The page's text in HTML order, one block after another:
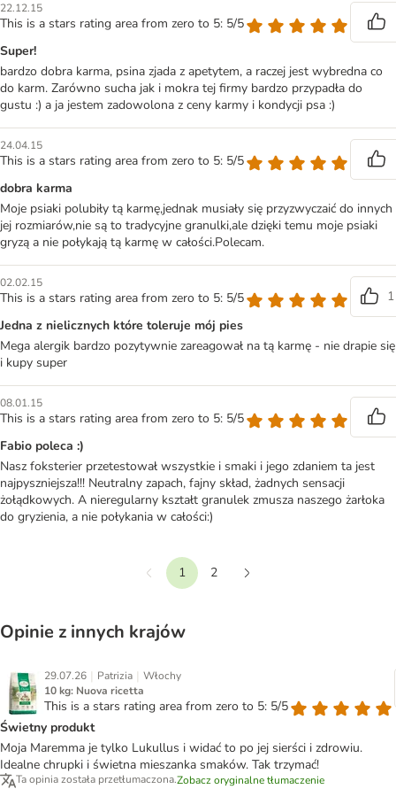
22.12.15
This is a stars rating area from zero to 5: 5/5
Super!
bardzo dobra karma, psina zjada z apetytem, a raczej jest wybredna co
do karm. Zarówno sucha jak i mokra tej firmy bardzo przypadła do
gustu :) a ja jestem zadowolona z ceny karmy i kondycji psa :)
24.04.15
This is a stars rating area from zero to 5: 5/5
dobra karma
Moje psiaki polubiły tą karmę,jednak musiały się przyzwyczaić do innych
jej rozmiarów,nie są to tradycyjne granulki,ale dzięki temu moje psiaki
gryzą a nie połykają tą karmę w całości.Polecam.
02.02.15
This is a stars rating area from zero to 5: 5/5
1
Jedna z nielicznych które toleruje mój pies
Mega alergik bardzo pozytywnie zareagował na tą karmę - nie drapie się
i kupy super
08.01.15
This is a stars rating area from zero to 5: 5/5
Fabio poleca :)
Nasz foksterier przetestował wszystkie i smaki i jego zdaniem ta jest
najpyszniejsza!!! Neutralny zapach, fajny skład, żadnych sensacji
żołądkowych. A nieregularny kształt granulek zmusza naszego żarłoka
do gryzienia, a nie połykania w całości:)
Wstecz1
2
Opinie z innych krajów
29.07.26 | Patrizia | Włochy
10 kg: Nuova ricetta
This is a stars rating area from zero to 5: 5/5
Świetny produkt
Moja Maremma je tylko Lukullus i widać to po jej sierści i zdrowiu.
Idealne chrupki i świetna mieszanka smaków. Tak trzymać!
Ta opinia została przetłumaczona.Zobacz oryginalne tłumaczenie